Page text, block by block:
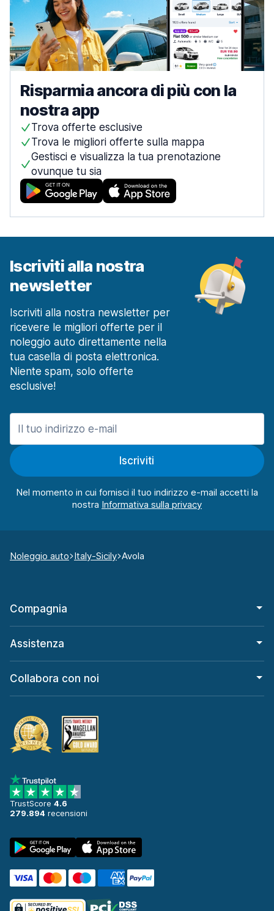
Risparmia ancora di più con la
nostra app
Trova offerte esclusive
Trova le migliori offerte sulla mappa
Gestisci e visualizza la tua prenotazione
ovunque tu sia
Iscriviti alla nostra
newsletter
Iscriviti alla nostra newsletter per
ricevere le migliori offerte per il
noleggio auto direttamente nella
tua casella di posta elettronica.
Niente spam, solo offerte
esclusive!
Iscriviti
Nel momento in cui fornisci il tuo indirizzo e-mail accetti la
nostra
Noleggio auto Italy-Sicily Avola
Compagnia
Assistenza
Collabora con noi
TrustScore 4.6
279.894 recensioni